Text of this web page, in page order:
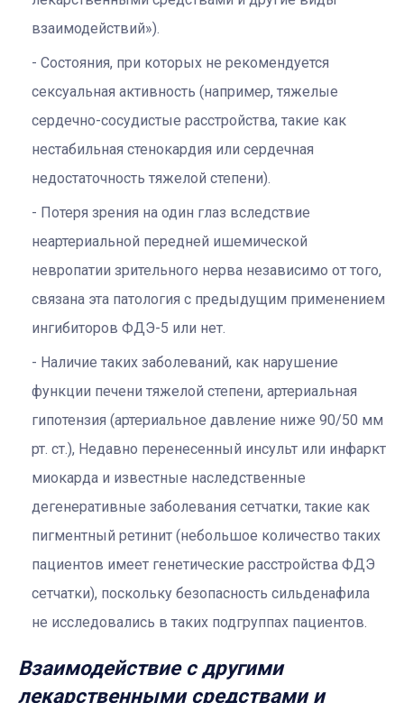
взаимодействий»).
Состояния, при которых не рекомендуется
сексуальная активность (например, тяжелые
сердечно-сосудистые расстройства, такие как
нестабильная стенокардия или сердечная
недостаточность тяжелой степени).
Потеря зрения на один глаз вследствие
неартериальной передней ишемической
невропатии зрительного нерва независимо от того,
связана эта патология с предыдущим применением
ингибиторов ФДЭ-5 или нет.
Наличие таких заболеваний, как нарушение
функции печени тяжелой степени, артериальная
гипотензия (артериальное давление ниже 90/50 мм
рт. ст.), Недавно перенесенный инсульт или инфаркт
миокарда и известные наследственные
дегенеративные заболевания сетчатки, такие как
пигментный ретинит (небольшое количество таких
пациентов имеет генетические расстройства ФДЭ
сетчатки), поскольку безопасность сильденафила
не исследовались в таких подгруппах пациентов.
Взаимодействие с другими
лекарственными средствами и